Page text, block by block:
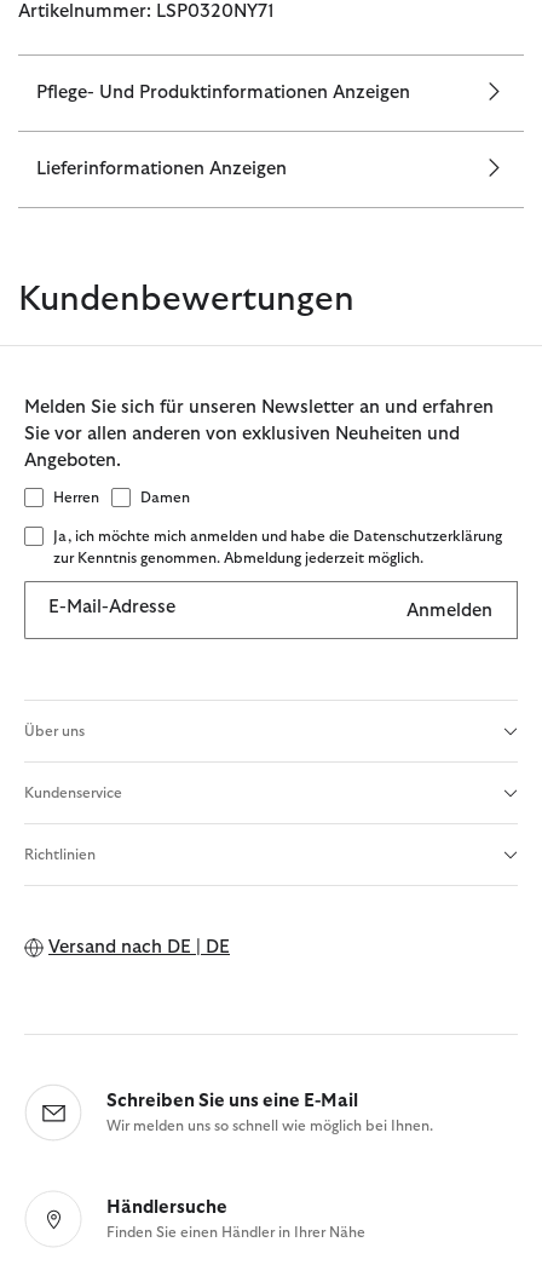
Artikelnummer: LSP0320NY71
Pflege- Und Produktinformationen Anzeigen
Lieferinformationen Anzeigen
Kundenbewertungen
Melden Sie sich für unseren Newsletter an und erfahren
Sie vor allen anderen von exklusiven Neuheiten und
Angeboten.
Herren Damen
Ja, ich möchte mich anmelden und habe die Datenschutzerklärung
zur Kenntnis genommen. Abmeldung jederzeit möglich.
E-Mail-Adresse Anmelden
Über uns
Kundenservice
Richtlinien
Versand nach DE | DE
Schreiben Sie uns eine E-Mail
Wir melden uns so schnell wie möglich bei Ihnen.
Händlersuche
Finden Sie einen Händler in Ihrer Nähe